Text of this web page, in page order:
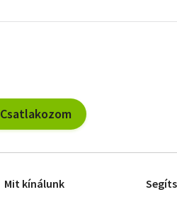
szűrők
Csatlakozom
Mit kínálunk